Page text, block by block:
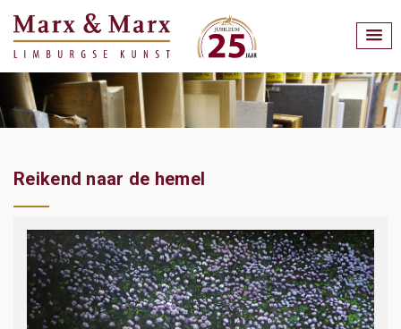
Reikend naar de hemel